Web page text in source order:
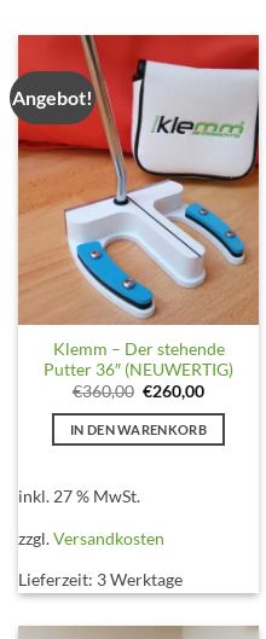
Angebot!
Klemm – Der stehende
Putter 36″ (NEUWERTIG)
€360,00 Ursprünglicher
war:
€360,00
€260,00Aktueller
ist:
€260,00.
IN DEN WARENKORB
inkl. 27 % MwSt.
zzgl.Versandkosten
Lieferzeit: 3 Werktage